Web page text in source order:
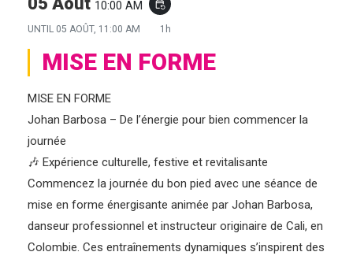
10:00 AM event_repeat
UNTIL 05 AOÛT, 11:00 AM 1h
MISE EN FORME
MISE EN FORME
Johan Barbosa – De l’énergie pour bien commencer la
journée
🎶 Expérience culturelle, festive et revitalisante
Commencez la journée du bon pied avec une séance de
mise en forme énergisante animée par Johan Barbosa,
danseur professionnel et instructeur originaire de Cali, en
Colombie. Ces entraînements dynamiques s’inspirent des